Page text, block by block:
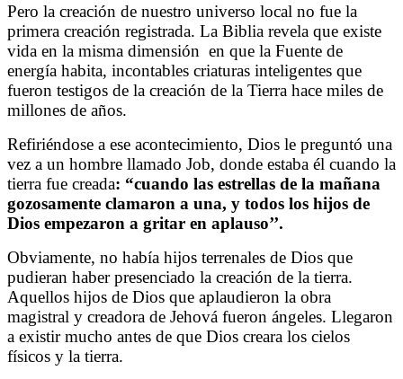
Pero la creación de nuestro universo local no fue la
primera creación registrada. La Biblia revela que existe
vida en la misma dimensión en que la Fuente de
energía habita, incontables criaturas inteligentes que
fueron testigos de la creación de la Tierra hace miles de
millones de años.
Refiriéndose a ese acontecimiento, Dios le preguntó una
vez a un hombre llamado Job, donde estaba él cuando la
tierra fue creada: “cuando las estrellas de la mañana
gozosamente clamaron a una, y todos los hijos de
Dios empezaron a gritar en aplauso’’.
Obviamente, no había hijos terrenales de Dios que
pudieran haber presenciado la creación de la tierra.
Aquellos hijos de Dios que aplaudieron la obra
magistral y creadora de Jehová fueron ángeles. Llegaron
a existir mucho antes de que Dios creara los cielos
físicos y la tierra.